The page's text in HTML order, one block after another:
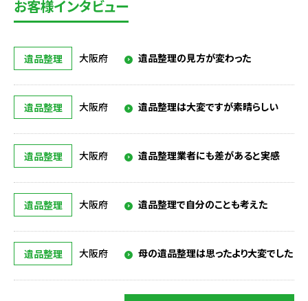
お客様インタビュー
遺品整理 大阪府 遺品整理の見方が変わった
遺品整理 大阪府 遺品整理は大変ですが素晴らしい
遺品整理 大阪府 遺品整理業者にも差があると実感
遺品整理 大阪府 遺品整理で自分のことも考えた
遺品整理 大阪府 母の遺品整理は思ったより大変でした